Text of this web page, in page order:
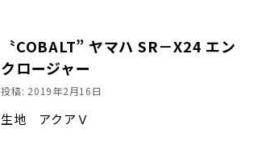
〝COBALT” ヤマハ SR－X24 エン
クロージャー
投稿: 2019年2月16日
生地 アクアＶ